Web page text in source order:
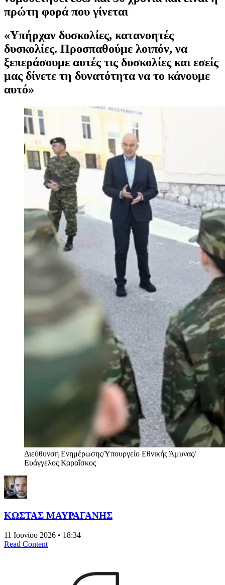
πρώτη φορά που γίνεται
«Υπήρχαν δυσκολίες, κατανοητές
δυσκολίες. Προσπαθούμε λοιπόν, να
ξεπεράσουμε αυτές τις δυσκολίες και εσείς
μας δίνετε τη δυνατότητα να το κάνουμε
αυτό»
Διεύθυνση Ενημέρωσης/Υπουργείο Εθνικής Άμυνας/
Ευάγγελος Καραΐσκος
ΚΩΣΤΑΣ ΜΑΥΡΑΓΑΝΗΣ
11 Ιουνίου 2026 • 18:34
Read Content